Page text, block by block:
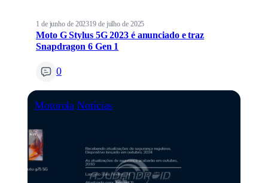
1 de junho de 202319 de julho de 2025
Moto G Stylus 5G 2023 é anunciado e traz
Snapdragon 6 Gen 1
0
Motorola Notícias